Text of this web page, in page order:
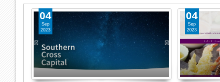
04
Sep
2023
04
Sep
2023